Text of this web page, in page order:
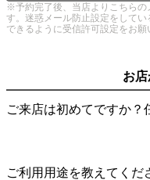
※予約完了後、当店よりこちらの
す。迷惑メール防止設定をしてい
できるように受信許可設定をお願
お
ご来店は初めてですか？
ご利用用途を教えてくだ